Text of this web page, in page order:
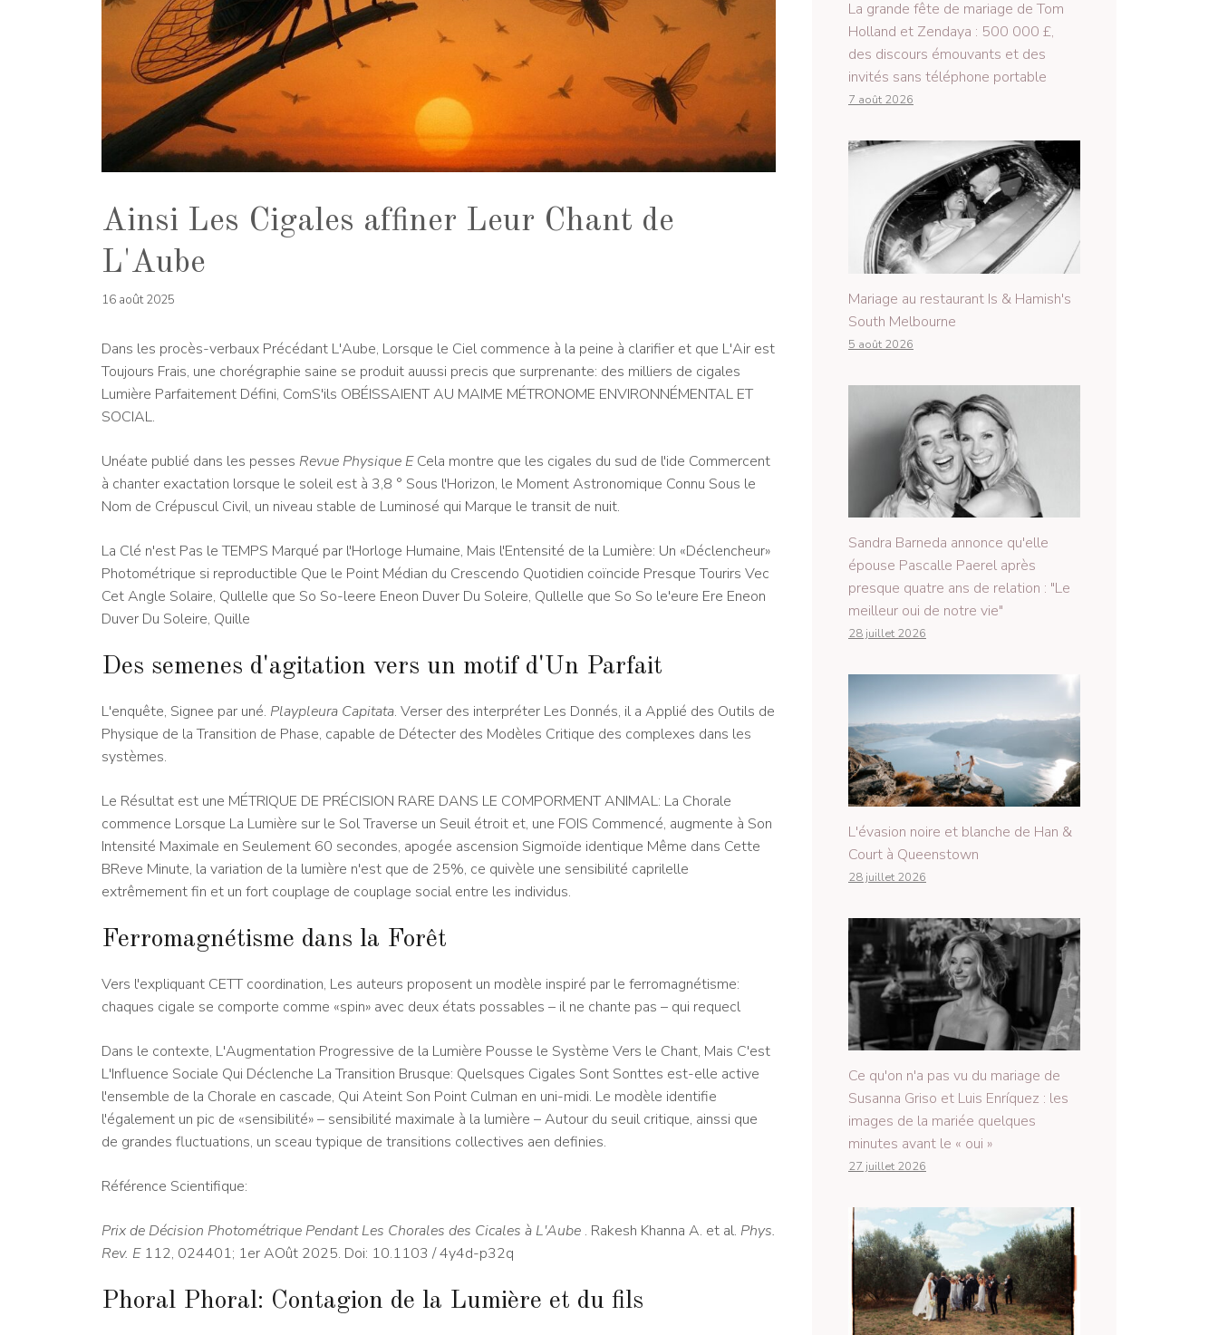
Ainsi Les Cigales affiner Leur Chant de
L'Aube
16 août 2025
Dans les procès-verbaux Précédant L'Aube, Lorsque le Ciel commence à la peine à clarifier et que L'Air est
Toujours Frais, une chorégraphie saine se produit auussi precis que surprenante: des milliers de cigales
Lumière Parfaitement Défini, ComS'ils OBÉISSAIENT AU MAIME MÉTRONOME ENVIRONNÉMENTAL ET
SOCIAL.
Unéate publié dans les pesses Revue Physique ECela montre que les cigales du sud de l'ide Commercent
à chanter exactation lorsque le soleil est à 3,8 ° Sous l'Horizon, le Moment Astronomique Connu Sous le
Nom de Crépuscul Civil, un niveau stable de Luminosé qui Marque le transit de nuit.
La Clé n'est Pas le TEMPS Marqué par l'Horloge Humaine, Mais l'Entensité de la Lumière: Un «Déclencheur»
Photométrique si reproductible Que le Point Médian du Crescendo Quotidien coïncide Presque Tourirs Vec
Cet Angle Solaire, Qullelle que So So-leere Eneon Duver Du Soleire, Qullelle que So So le'eure Ere Eneon
Duver Du Soleire, Quille
Des semenes d'agitation vers un motif d'Un Parfait
L'enquête, Signee par uné. Playpleura Capitata. Verser des interpréter Les Donnés, il a Applié des Outils de
Physique de la Transition de Phase, capable de Détecter des Modèles Critique des complexes dans les
systèmes.
Le Résultat est une MÉTRIQUE DE PRÉCISION RARE DANS LE COMPORMENT ANIMAL: La Chorale
commence Lorsque La Lumière sur le Sol Traverse un Seuil étroit et, une FOIS Commencé, augmente à Son
Intensité Maximale en Seulement 60 secondes, apogée ascension Sigmoïde identique Même dans Cette
BReve Minute, la variation de la lumière n'est que de 25%, ce quivèle une sensibilité caprilelle
extrêmement fin et un fort couplage de couplage social entre les individus.
Ferromagnétisme dans la Forêt
Vers l'expliquant CETT coordination, Les auteurs proposent un modèle inspiré par le ferromagnétisme:
chaques cigale se comporte comme «spin» avec deux états possables – il ne chante pas – qui requecl
Dans le contexte, L'Augmentation Progressive de la Lumière Pousse le Système Vers le Chant, Mais C'est
L'Influence Sociale Qui Déclenche La Transition Brusque: Quelsques Cigales Sont Sonttes est-elle active
l'ensemble de la Chorale en cascade, Qui Ateint Son Point Culman en uni-midi. Le modèle identifie
l'également un pic de «sensibilité» – sensibilité maximale à la lumière – Autour du seuil critique, ainssi que
de grandes fluctuations, un sceau typique de transitions collectives aen definies.
Référence Scientifique:
Prix de Décision Photométrique Pendant Les Chorales des Cicales à L'Aube . Rakesh Khanna A. et al. Phys.
Rev. E112, 024401; 1er AOût 2025. Doi: 10.1103 / 4y4d-p32q
Phoral Phoral: Contagion de la Lumière et du fils
La grande fête de mariage de Tom
Holland et Zendaya : 500 000 £,
des discours émouvants et des
invités sans téléphone portable
7 août 2026
Mariage au restaurant Is & Hamish's
South Melbourne
5 août 2026
Sandra Barneda annonce qu'elle
épouse Pascalle Paerel après
presque quatre ans de relation : "Le
meilleur oui de notre vie"
28 juillet 2026
L'évasion noire et blanche de Han &
Court à Queenstown
28 juillet 2026
Ce qu'on n'a pas vu du mariage de
Susanna Griso et Luis Enríquez : les
images de la mariée quelques
minutes avant le « oui »
27 juillet 2026